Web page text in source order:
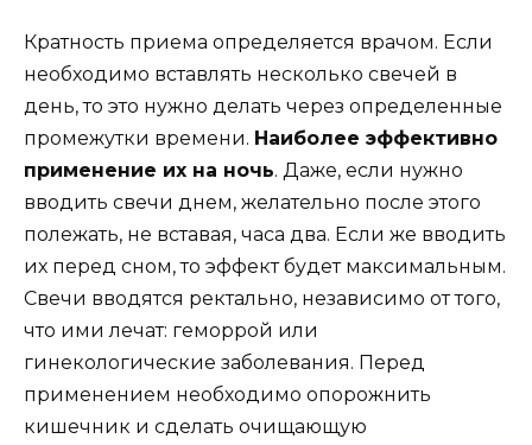
Кратность приема определяется врачом. Если
необходимо вставлять несколько свечей в
день, то это нужно делать через определенные
промежутки времени. Наиболее эффективно
применение их на ночь. Даже, если нужно
вводить свечи днем, желательно после этого
полежать, не вставая, часа два. Если же вводить
их перед сном, то эффект будет максимальным.
Свечи вводятся ректально, независимо от того,
что ими лечат: геморрой или
гинекологические заболевания. Перед
применением необходимо опорожнить
кишечник и сделать очищающую